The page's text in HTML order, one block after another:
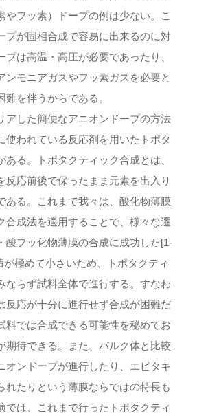
やフッ素）ドープの例は少ない。こ
プが固相合成で容易に出来るのに対
プは高温・高圧が必要であったり、
ンモニアガスやフッ素ガスを必要と
を伴うからである。
した簡便なアニオンドープの方法
使われている反応剤を用いたトポタ
ある。トポタクティック合成とは、
反応前後で保ったまま元素を出入り
ある。これまで我々は、酸化物薄膜
合成法を適用することで、様々な遷
酸フッ化物薄膜の合成に成功した[1-
極めて小さいため、トポタクティ
ならず試料全体で進行する。すなわ
反応が十分に進行せず合成が困難だ
料では合成できる可能性を秘めてお
期待できる。また、バルク体と比較
オンドープが進行したり、エピタキ
れたりという薄膜ならではの特長も
では、これまで行ったトポタクティ